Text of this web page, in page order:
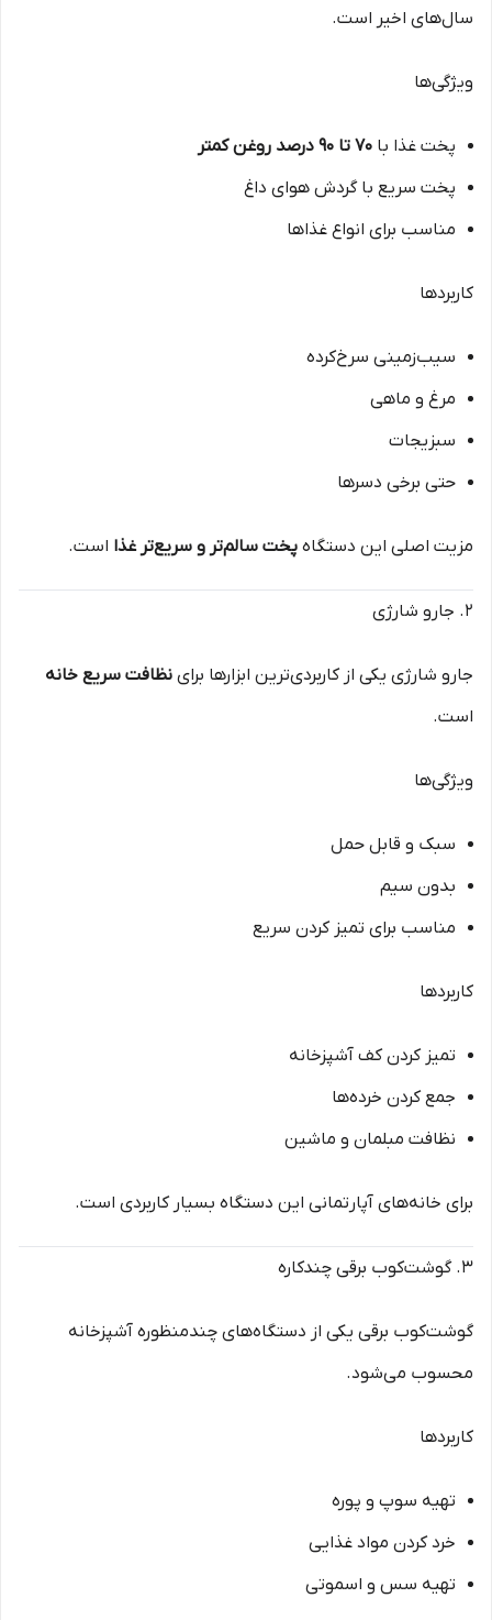
سال‌های اخیر است.
ویژگی‌ها
پخت غذا با ۷۰ تا ۹۰ درصد روغن کمتر
پخت سریع با گردش هوای داغ
مناسب برای انواع غذاها
کاربردها
سیب‌زمینی سرخ‌کرده
مرغ و ماهی
سبزیجات
حتی برخی دسرها
مزیت اصلی این دستگاه پخت سالم‌تر و سریع‌تر غذا است.
۲. جارو شارژی
جارو شارژی یکی از کاربردی‌ترین ابزارها برای نظافت سریع خانه
است.
ویژگی‌ها
سبک و قابل حمل
بدون سیم
مناسب برای تمیز کردن سریع
کاربردها
تمیز کردن کف آشپزخانه
جمع کردن خرده‌ها
نظافت مبلمان و ماشین
برای خانه‌های آپارتمانی این دستگاه بسیار کاربردی است.
۳. گوشت‌کوب برقی چندکاره
گوشت‌کوب برقی یکی از دستگاه‌های چندمنظوره آشپزخانه
محسوب می‌شود.
کاربردها
تهیه سوپ و پوره
خرد کردن مواد غذایی
تهیه سس و اسموتی